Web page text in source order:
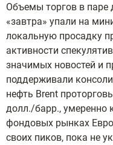
Объемы торгов в паре
«завтра» упали на
локальную просадку
активности
значимых новостей и
поддерживали
нефть Brent
долл./барр., умеренно
фондовых рынках
своих пиков, пока не